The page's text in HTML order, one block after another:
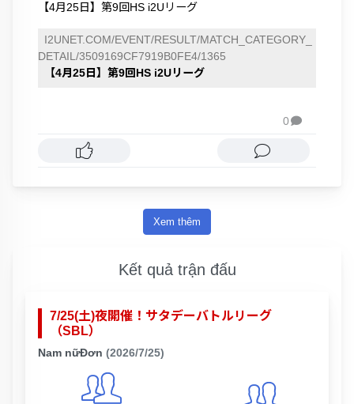
【4月25日】第9回HS i2Uリーグ
I2UNET.COM/EVENT/RESULT/MATCH_CATEGORY_
DETAIL/3509169CF7919B0FE4/1365
【4月25日】第9回HS i2Uリーグ
0
Xem thêm
Kết quả trận đấu
7/25(土)夜開催！サタデーバトルリーグ
（SBL）
Nam nữĐơn (2026/7/25)